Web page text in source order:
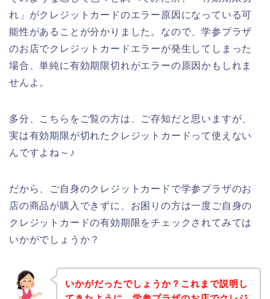
れ」がクレジットカードのエラー原因になっている可
能性があることが分かりました。なので、学参プラザ
のお店でクレジットカードエラーが発生してしまった
場合、単純に有効期限切れがエラーの原因かもしれま
せんよ。
多分、こちらをご覧の方は、ご存知だと思いますが、
実は有効期限が切れたクレジットカードって使えない
んですよね～♪
だから、ご自身のクレジットカードで学参プラザのお
店の商品が購入できずに、お困りの方は一度ご自身の
クレジットカードの有効期限をチェックされてみては
いかがでしょうか？
いかがだったでしょうか？これまで説明し